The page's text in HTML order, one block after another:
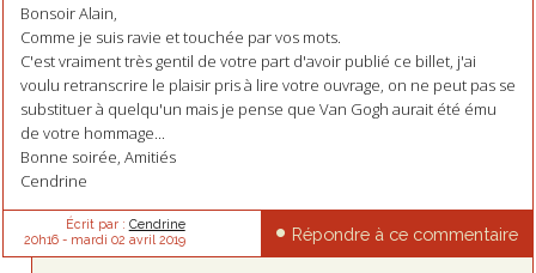
Bonsoir Alain,
Comme je suis ravie et touchée par vos mots.
C'est vraiment très gentil de votre part d'avoir publié ce billet, j'ai
voulu retranscrire le plaisir pris à lire votre ouvrage, on ne peut pas se
substituer à quelqu'un mais je pense que Van Gogh aurait été ému
de votre hommage...
Bonne soirée, Amitiés
Cendrine
Écrit par : Cendrine
20h16- mardi 02 avril 2019 Répondre à ce commentaire